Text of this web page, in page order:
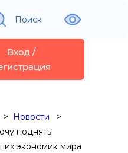
Поиск
Вход /
Новости
поднять
экономик мира